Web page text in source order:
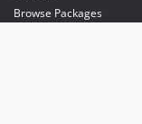
Browse Packages